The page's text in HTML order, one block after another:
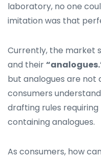
laboratory, no one
imitation was that
Currently, the market
and their
but analogues are not
consumers
drafting rules
containing analogues.
As consumers, how